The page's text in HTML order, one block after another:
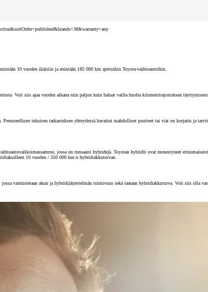
10 vuoden ikäisiin ja enintään 185 000 km ajettuihin Toyota-vaihtoautoihin.
Voit siis ajaa vuoden aikana niin paljon kuin haluat vailla huolta kilometrirajoituksen
teknisen tarkastuksen yhteydessä havaitut mahdolliset puutteet tai viat on korjattu ja
jossa on runsaasti hybridejä. Toyotan hybridit ovat menestyneet
10 vuoden / 350 000 km:n hybridiakkuturvan.
varmistetaan akun ja hybridijärjestelmän toimivuus sekä taataan hybridiakkuturva. Voit siis olla